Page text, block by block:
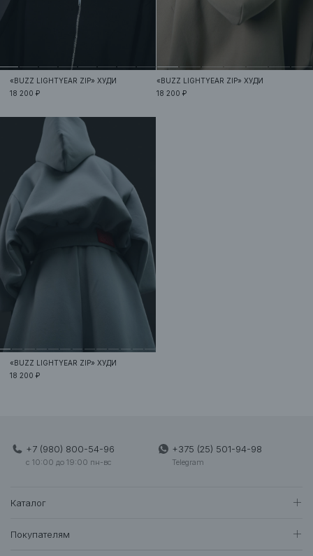
«BUZZ LIGHTYEAR ZIP»ХУДИ
18 200 ₽
«BUZZ LIGHTYEAR ZIP»ХУДИ
18 200 ₽
«BUZZ LIGHTYEAR ZIP»ХУДИ
18 200 ₽
+7 (980) 800-54-96
c 10:00 до 19:00 пн-вс
+375 (25) 501-94-98
Telegram
Каталог
Покупателям